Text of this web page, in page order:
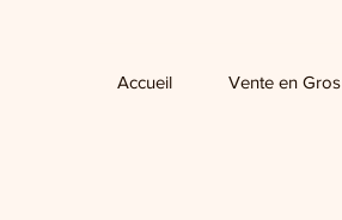
Accueil Vente en Gros